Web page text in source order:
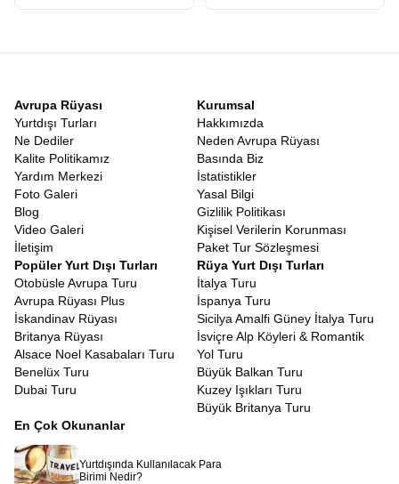
Sadece İngiltere değil, tüm adayı kapsayan geniş bir rota
açısından bakıldığında 10 gece konaklamalı bu devasa rota,
ödediğiniz ücretin karşılığını fazlasıyla verir. Farklı birçok ülkeyi
gezmek kültürel keşiflerin yapılmasını ve böylelikle gezgin
ruhunuzun daha da canlanmasını sağlar.
Dünya, keşfedilmeyi bekleyen hazinelerle dolu ve Büyük Britanya,
bu hazinenin en parlak mücevherlerinden biridir. İster tarih
meraklısı olun ister doğa aşığı ister sadece yeni kültürler tanımak
isteyen bir gezgin bu coğrafyada sizi mutlu edecek bir şeyler
mutlaka vardır. Avrupa Rüyası, yılların verdiği tecrübe ve
kusursuz organizasyon yeteneğiyle, size sadece valizinizi
hazırlayıp yola çıkma kolaylığını sunuyor.İngiltere Turu
Turuveİrlanda Turu
gibi ayrı ayrı planlanması zor olan rotaları
tek bir seferde, yorulmadan ve keyifle gezmek içinAvrupa
Rüyası Büyük Britanya Turu
sizleri bekliyor.
Avrupa Rüyası
Yurtdışı Turları
Ne Dediler
Kalite Politikamız
Yardım Merkezi
Foto Galeri
Blog
Video Galeri
İletişim
Kurumsal
Hakkımızda
Neden Avrupa Rüyası
Basında Biz
İstatistikler
Yasal Bilgi
Gizlilik Politikası
Kişisel Verilerin Korunması
Paket Tur Sözleşmesi
Popüler Yurt Dışı Turları
Otobüsle Avrupa Turu
Avrupa Rüyası Plus
İskandinav Rüyası
Britanya Rüyası
Alsace Noel Kasabaları Turu
Benelüx Turu
Dubai Turu
Rüya Yurt Dışı Turları
İtalya Turu
İspanya Turu
Sicilya Amalfi Güney İtalya Turu
İsviçre Alp Köyleri & Romantik
Yol Turu
Büyük Balkan Turu
Kuzey Işıkları Turu
Büyük Britanya Turu
En Çok Okunanlar
Yurtdışında Kullanılacak Para
Birimi Nedir?